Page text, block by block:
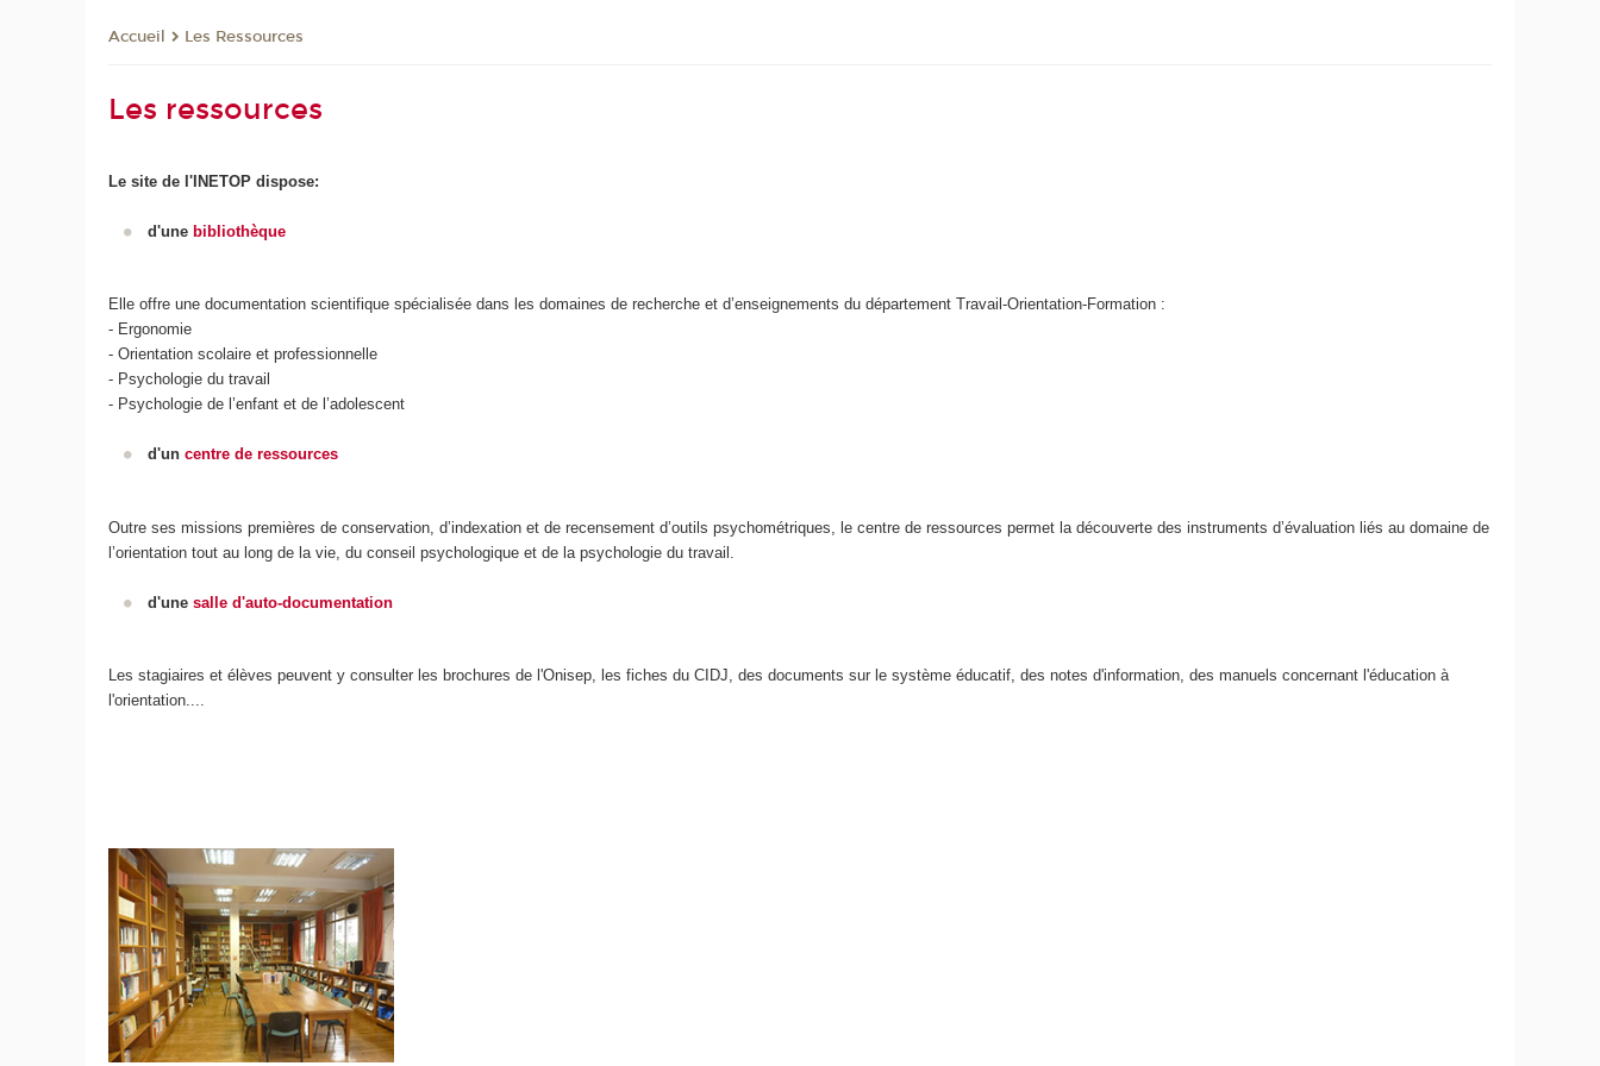
Accueil Les Ressources
Les ressources
Le site de l'INETOP dispose:
d'une bibliothèque
Elle offre une documentation scientifique spécialisée dans les domaines de recherche et d’enseignements du département Travail-Orientation-Formation :
- Ergonomie
- Orientation scolaire et professionnelle
- Psychologie du travail
- Psychologie de l’enfant et de l’adolescent
d'un centre de ressources
Outre ses missions premières de conservation, d’indexation et de recensement d’outils psychométriques, le centre de ressources permet la découverte des instruments d’évaluation liés au domaine de
l’orientation tout au long de la vie, du conseil psychologique et de la psychologie du travail.
d'une salle d'auto-documentation
Les stagiaires et élèves peuvent y consulter les brochures de l'Onisep, les fiches du CIDJ, des documents sur le système éducatif, des notes d'information, des manuels concernant l'éducation à
l'orientation....